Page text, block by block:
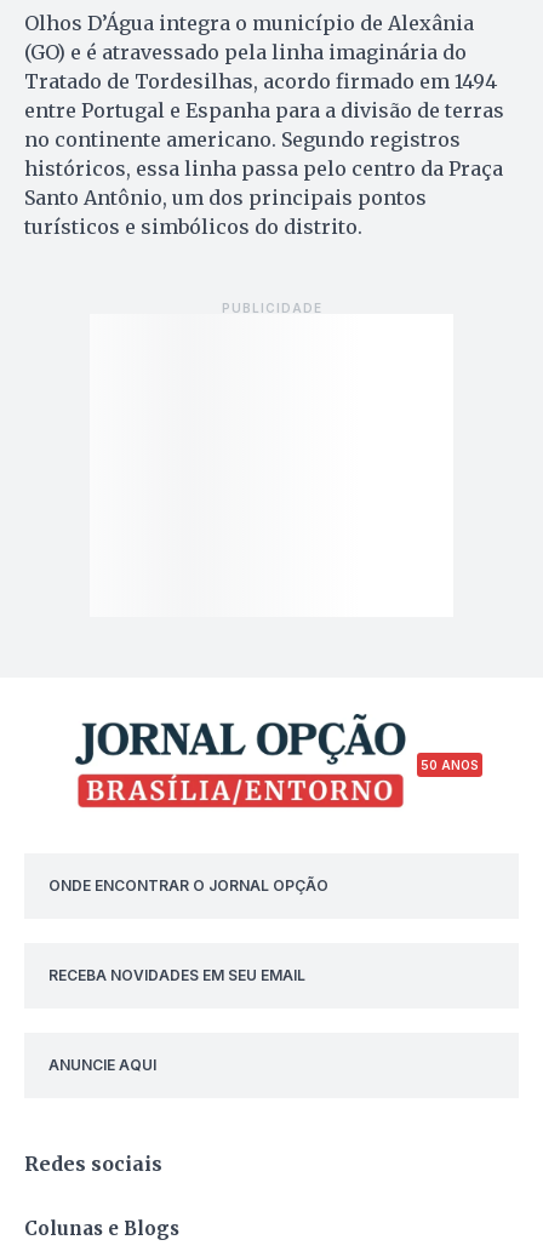
Olhos D’Água integra o município de Alexânia
(GO) e é atravessado pela linha imaginária do
Tratado de Tordesilhas, acordo firmado em 1494
entre Portugal e Espanha para a divisão de terras
no continente americano. Segundo registros
históricos, essa linha passa pelo centro da Praça
Santo Antônio, um dos principais pontos
turísticos e simbólicos do distrito.
50 ANOS
ONDE ENCONTRAR O JORNAL OPÇÃO
RECEBA NOVIDADES EM SEU EMAIL
ANUNCIE AQUI
Redes sociais
Colunas e Blogs